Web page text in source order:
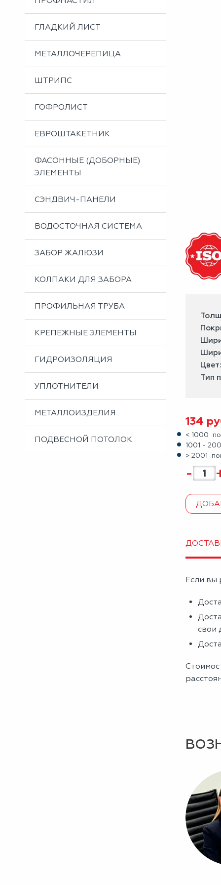
Металлоизделия
Проектирование вентилируемых фасадов
Вальцовка листового металла
ГЛАДКИЙ ЛИСТ
МЕТАЛЛОЧЕРЕПИЦА
ШТРИПС
ГОФРОЛИСТ
ЕВРОШТАКЕТНИК
ФАСОННЫЕ (ДОБОРНЫЕ)
ЭЛЕМЕНТЫ
СЭНДВИЧ-ПАНЕЛИ
ВОДОСТОЧНАЯ СИСТЕМА
ЗАБОР ЖАЛЮЗИ
КОЛПАКИ ДЛЯ ЗАБОРА
ПРОФИЛЬНАЯ ТРУБА
КРЕПЕЖНЫЕ ЭЛЕМЕНТЫ
ГИДРОИЗОЛЯЦИЯ
УПЛОТНИТЕЛИ
МЕТАЛЛОИЗДЕЛИЯ
ПОДВЕСНОЙ ПОТОЛОК
Тип
134
< 1000
1001 -
> 2001
-
Если вы
свои